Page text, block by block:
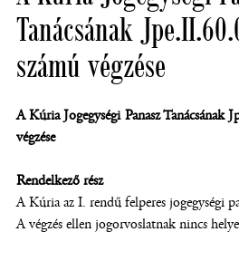
Tanácsának
számú végzése
A KúriaJogegységi Panasz Tanácsának
végzése
Rendelkező rész
A Kúria az I. rendű felperes jogegységi
A végzés ellen jogorvoslatnak nincs